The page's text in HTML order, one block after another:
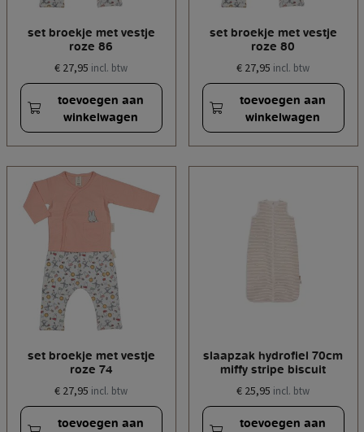
set broekje met vestje
roze 86
€ 27,95 incl. btw
toevoegen aan
winkelwagen
set broekje met vestje
roze 80
€ 27,95 incl. btw
toevoegen aan
winkelwagen
set broekje met vestje
roze 74
€ 27,95 incl. btw
toevoegen aan
slaapzak hydrofiel 70cm
miffy stripe biscuit
€ 25,95 incl. btw
toevoegen aan